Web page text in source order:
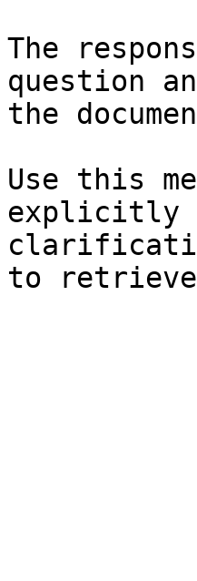
The
question
the
Use this
explicitly